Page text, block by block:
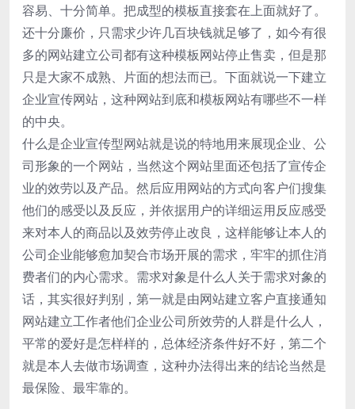
容易、十分简单。把成型的模板直接套在上面就好了。
还十分廉价，只需求少许几百块钱就足够了，如今有很
多的网站建立公司都有这种模板网站停止售卖，但是那
只是大家不成熟、片面的想法而已。下面就说一下建立
企业宣传网站，这种网站到底和模板网站有哪些不一样
的中央。
什么是企业宣传型网站就是说的特地用来展现企业、公
司形象的一个网站，当然这个网站里面还包括了宣传企
业的效劳以及产品。然后应用网站的方式向客户们搜集
他们的感受以及反应，并依据用户的详细运用反应感受
来对本人的商品以及效劳停止改良，这样能够让本人的
公司企业能够愈加契合市场开展的需求，牢牢的抓住消
费者们的内心需求。需求对象是什么人关于需求对象的
话，其实很好判别，第一就是由网站建立客户直接通知
网站建立工作者他们企业公司所效劳的人群是什么人，
平常的爱好是怎样样的，总体经济条件好不好，第二个
就是本人去做市场调查，这种办法得出来的结论当然是
最保险、最牢靠的。